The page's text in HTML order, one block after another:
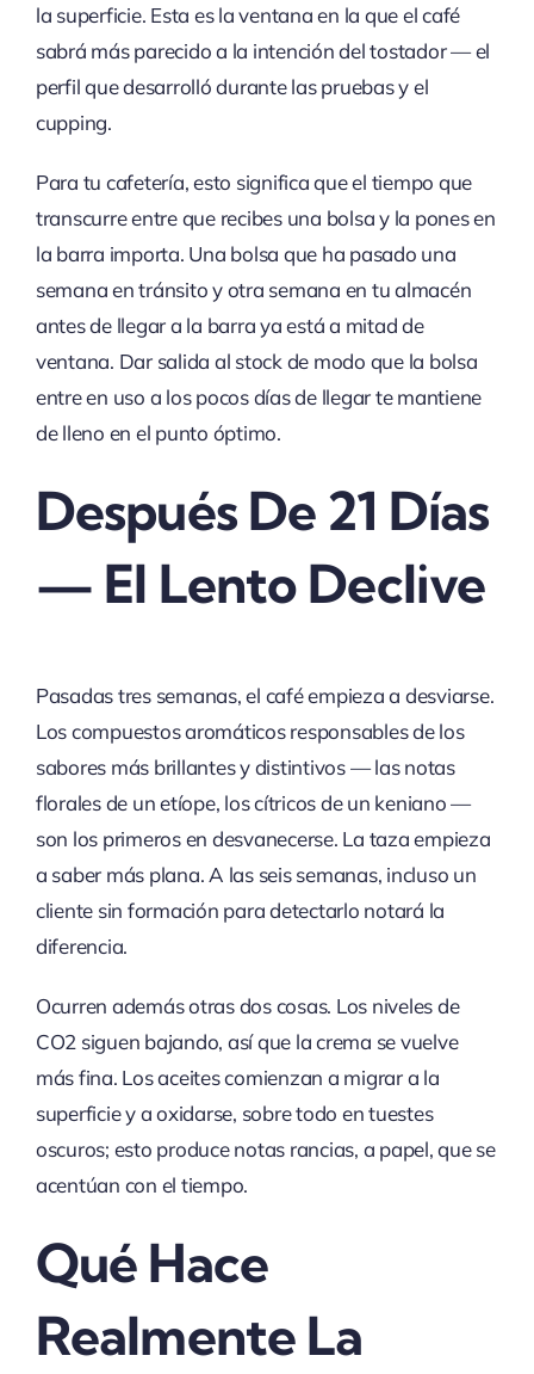
la superficie. Esta es la ventana en la que el café
sabrá más parecido a la intención del tostador — el
perfil que desarrolló durante las pruebas y el
cupping.
Para tu cafetería, esto significa que el tiempo que
transcurre entre que recibes una bolsa y la pones en
la barra importa. Una bolsa que ha pasado una
semana en tránsito y otra semana en tu almacén
antes de llegar a la barra ya está a mitad de
ventana. Dar salida al stock de modo que la bolsa
entre en uso a los pocos días de llegar te mantiene
de lleno en el punto óptimo.
Después De 21 Días
— El Lento Declive
Pasadas tres semanas, el café empieza a desviarse.
Los compuestos aromáticos responsables de los
sabores más brillantes y distintivos — las notas
florales de un etíope, los cítricos de un keniano —
son los primeros en desvanecerse. La taza empieza
a saber más plana. A las seis semanas, incluso un
cliente sin formación para detectarlo notará la
diferencia.
Ocurren además otras dos cosas. Los niveles de
CO2 siguen bajando, así que la crema se vuelve
más fina. Los aceites comienzan a migrar a la
superficie y a oxidarse, sobre todo en tuestes
oscuros; esto produce notas rancias, a papel, que se
acentúan con el tiempo.
Qué Hace
Realmente La